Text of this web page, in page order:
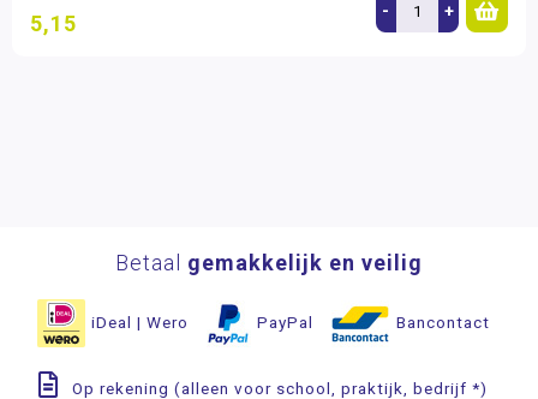
5,15 - +
Betaal gemakkelijk en veilig
iDeal | Wero PayPal Bancontact
Op rekening (alleen voor school, praktijk, bedrijf *)